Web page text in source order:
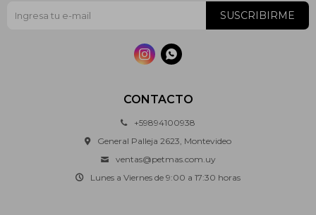
CONTACTO
+59894100938
General Palleja 2623, Montevideo
ventas@petmas.com.uy
Lunes a Viernes de 9:00 a 17:30 horas
SUSCRIBIRME
 